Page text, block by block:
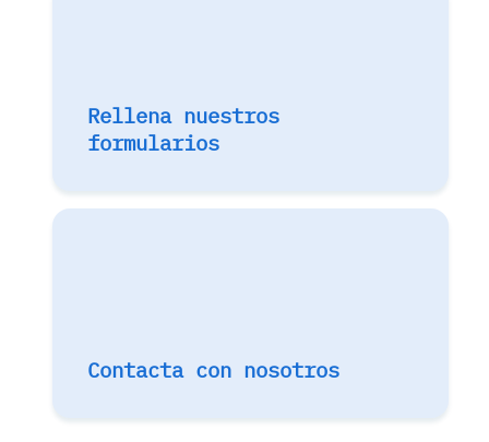
Rellena nuestros
formularios
Contacta con nosotros